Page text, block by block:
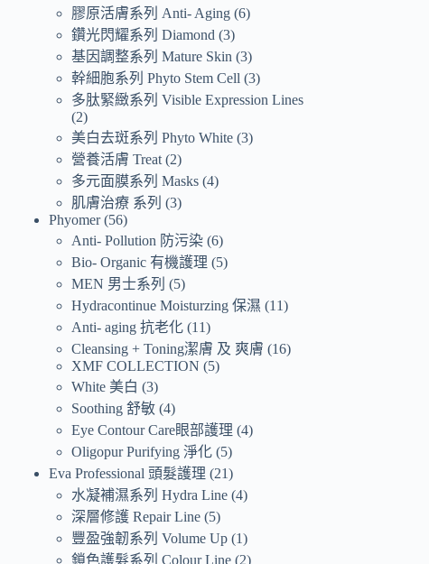
膠原活膚系列 Anti- Aging 6
鑽光閃耀系列 Diamond 3
基因調整系列 Mature Skin 3
幹細胞系列 Phyto Stem Cell 3
多肽緊緻系列 Visible Expression Lines
2
美白去斑系列 Phyto White 3
營養活膚 Treat 2
多元面膜系列 Masks 4
肌膚治療 系列
3
Phyomer 56
Anti- Pollution 防污染 6
Bio- Organic 有機護理
5
MEN 男士系列
5
Hydracontinue Moisturzing 保濕
11
Anti- aging 抗老化 11
Cleansing + Toning潔膚 及 爽膚
16
XMF COLLECTION
5
White 美白
3
Soothing 舒敏 4
Eye Contour Care眼部護理 4
Oligopur Purifying 淨化 5
Eva Professional 頭髮護理
21
水凝補濕系列 Hydra Line 4
深層修護 Repair Line 5
豐盈強韌系列 Volume Up 1
鎖色護髮系列 Colour Line 2